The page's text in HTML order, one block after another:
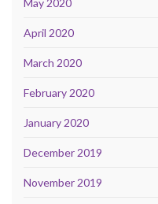
April 2020
March 2020
February 2020
January 2020
December 2019
November 2019